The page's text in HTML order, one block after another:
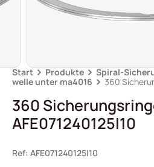
Start Produkte Spiral-
welle unter ma4016
360
360
AFE071240125I10
Ref: AFE071240125I10